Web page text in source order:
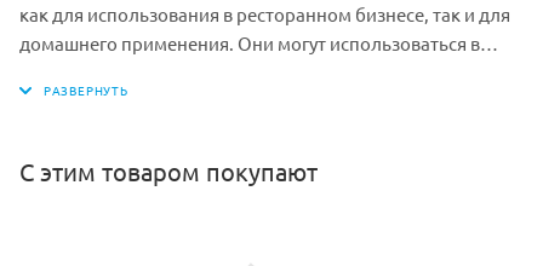
как для использования в ресторанном бизнесе, так и для
домашнего применения. Они могут использоваться в
изделий (суши и роллов, а так же для кондитерских
продуктов. Материал безопасен, экологичен и прочен.
С этим товаром покупают